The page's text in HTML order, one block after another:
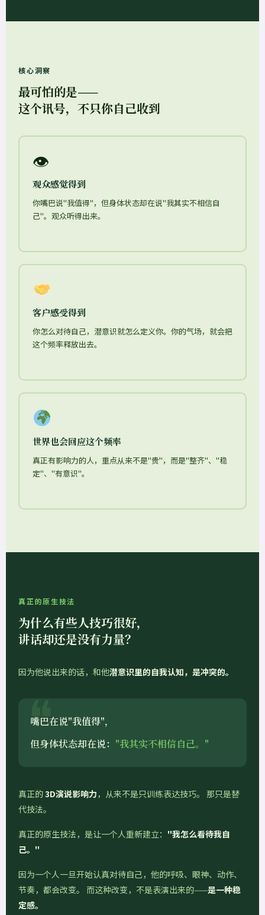
核心洞察
最可怕的是——
这个讯号，不只你自己收到
👁
观众感觉得到
你嘴巴说"我值得"，但身体状态却在说"我其实不相信自
己"。观众听得出来。
客户感受得到
你怎么对待自己，潜意识就怎么定义你。你的气场，就会把
这个频率释放出去。
世界也会回应这个频率
真正有影响力的人，重点从来不是"贵"，而是"整齐"、"稳
定"、"有意识"。
真正的原生技法
为什么有些人技巧很好，
讲话却还是没有力量？
因为他说出来的话，和他潜意识里的自我认知，是冲突的。
嘴巴在说"我值得"，
但身体状态却在说： "我其实不相信自己。"
真正的3D演说影响力 ，从来不是只训练表达技巧。 那只是替
代技法。
真正的原生技法，是让一个人重新建立： "我怎么看待我自
己。"
因为一个人一旦开始认真对待自己，他的呼吸、眼神、动作、
节奏，都会改变。 而这种改变，不是表演出来的——是一种稳
定感。